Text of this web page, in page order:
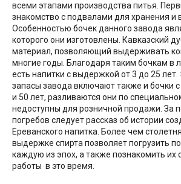
всеми этапами производства питья.
знакомство с подвалами для хранения и
Особенностью бочек данного завода
которого они изготовлены. Кавказский
материал, позволяющий выдерживать
многие годы. Благодаря таким бочкам в
есть напитки с выдержкой от 3 до 25
запасы завода включают также и бочки
и 50 лет, разливаются они по
недоступны для розничной продажи. За
погребов следует рассказ об истории
Ереванского напитка. Более чем
выдержке спирта позволяет погрузить
каждую из эпох, а также познакомить их
работы в это время.